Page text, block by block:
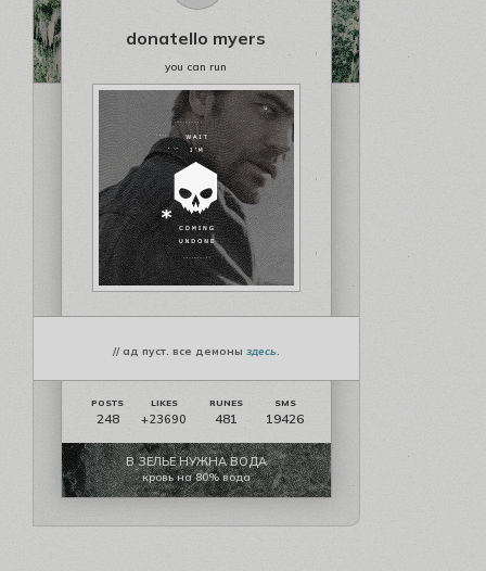
donatello myers
you can run
// ад пуст. все демоны здесь.
248 +23690 481 19426
В ЗЕЛЬЕ НУЖНА ВОДА
кровь на 80% вода